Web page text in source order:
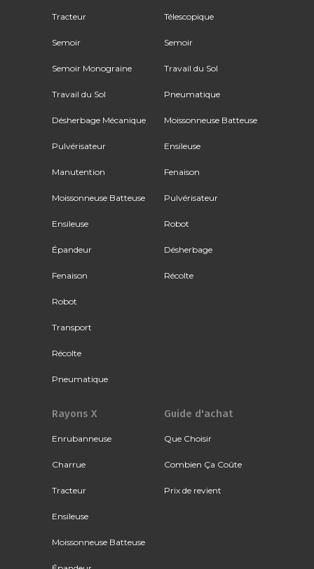
Tracteur
Semoir
Semoir Monograine
Travail du Sol
Désherbage Mécanique
Pulvérisateur
Manutention
Moissonneuse Batteuse
Ensileuse
Épandeur
Fenaison
Robot
Transport
Récolte
Pneumatique
Télescopique
Semoir
Travail du Sol
Pneumatique
Moissonneuse Batteuse
Ensileuse
Fenaison
Pulvérisateur
Robot
Désherbage
Récolte
Rayons X
Enrubanneuse
Charrue
Tracteur
Ensileuse
Moissonneuse Batteuse
Guide d'achat
Que Choisir
Combien Ça Coûte
Prix de revient